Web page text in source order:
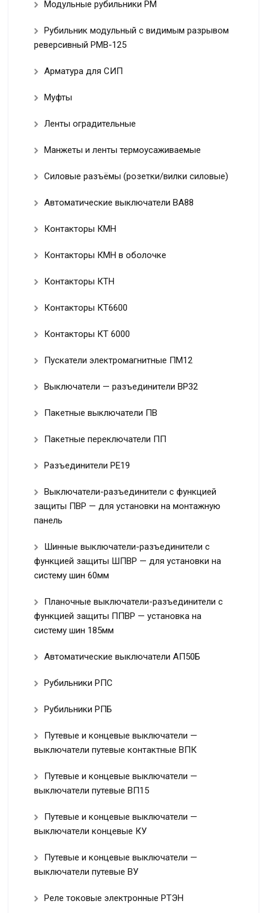
Модульные рубильники РМ
Рубильник модульный с видимым разрывом
реверсивный РМВ-125
Арматура для СИП
Муфты
Ленты оградительные
Манжеты и ленты термоусаживаемые
Силовые разъёмы (розетки/вилки силовые)
Автоматические выключатели ВА88
Контакторы КМН
Контакторы КМН в оболочке
Контакторы КТН
Контакторы КТ6600
Контакторы КТ 6000
Пускатели электромагнитные ПМ12
Выключатели — разъединители ВР32
Пакетные выключатели ПВ
Пакетные переключатели ПП
Разъединители РЕ19
Выключатели-разъединители с функцией
защиты ПВР — для установки на монтажную
панель
Шинные выключатели-разъединители с
функцией защиты ШПВР — для установки на
систему шин 60мм
Планочные выключатели-разъединители с
функцией защиты ППВР — установка на
систему шин 185мм
Автоматические выключатели АП50Б
Рубильники РПС
Рубильники РПБ
Путевые и концевые выключатели —
выключатели путевые контактные ВПК
Путевые и концевые выключатели —
выключатели путевые ВП15
Путевые и концевые выключатели —
выключатели концевые КУ
Путевые и концевые выключатели —
выключатели путевые ВУ
Реле токовые электронные РТЭН